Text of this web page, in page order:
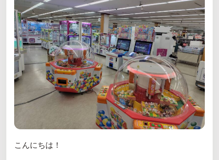
こんにちは！